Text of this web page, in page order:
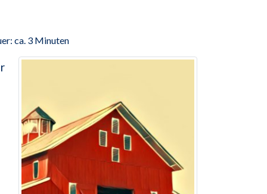
ca. 3 Minuten